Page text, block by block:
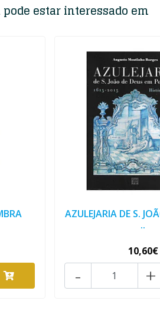
estar interessado em
AZULEJARIA DE S.
..
10,60€
+
-